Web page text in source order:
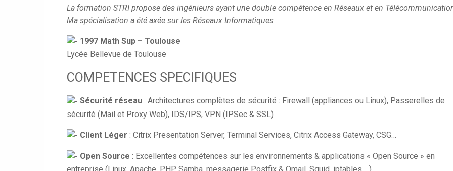
La formation STRI propose des ingénieurs ayant une double compétence en Réseaux et en
Ma spécialisation a été axée sur les Réseaux Informatiques
1997 Math Sup – Toulouse
Lycée Bellevue de Toulouse
COMPETENCES SPECIFIQUES
Sécurité réseau : Architectures complètes de sécurité : Firewall (appliances ou Linux), Passerelles de
sécurité (Mail et Proxy Web), IDS/IPS, VPN (IPSec & SSL)
Client Léger : Citrix Presentation Server, Terminal Services, Citrix Access Gateway, CSG…
Open Source : Excellentes compétences sur les environnements & applications « Open Source » en